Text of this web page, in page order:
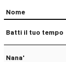
Nome
Batti il tuo tempo
Nana'